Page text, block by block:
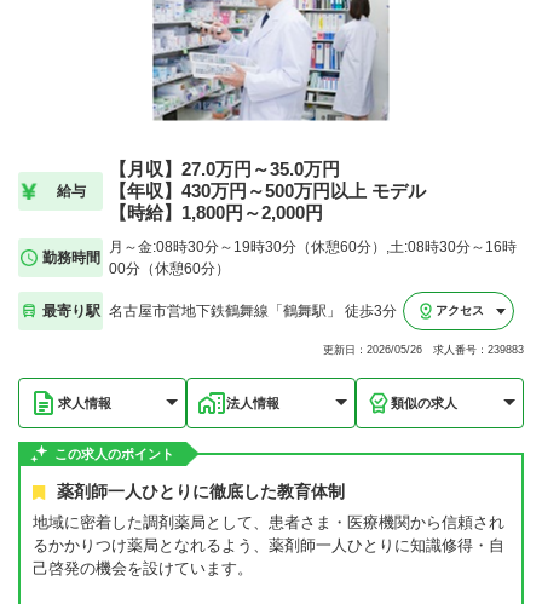
給与
【月収】27.0万円～35.0万円
【年収】430万円～500万円以上 モデル
【時給】1,800円～2,000円
勤務時間
月～金:08時30分～19時30分（休憩60分）,土:08時30分～16時
00分（休憩60分）
最寄り駅 名古屋市営地下鉄鶴舞線「鶴舞駅」 徒歩3分 アクセス
更新日：2026/05/26 求人番号：239883
求人情報 法人情報 類似の求人
この求人のポイント
薬剤師一人ひとりに徹底した教育体制
地域に密着した調剤薬局として、患者さま・医療機関から信頼され
るかかりつけ薬局となれるよう、薬剤師一人ひとりに知識修得・自
己啓発の機会を設けています。